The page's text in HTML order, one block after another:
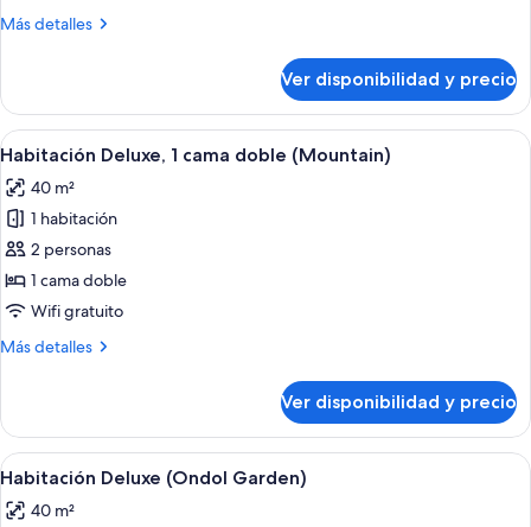
cama
Más detalles
Más
Deluxe,
cama
(Garden)
Ver disponibilidad y precio
Ver
todas
las
fotos
de
Habitación
Deluxe,
cama
Habitación de hotel con una cama
1
Habitación Deluxe, 1 cama doble (Mountain)
40 m²
1 habitación
2 personas
1 cama doble
Wifi gratuito
Más detalles
Más
Deluxe,
cama
(Mountain)
Ver disponibilidad y precio
Ver
todas
las
Una habitación de hotel con una
2
Habitación Deluxe (Ondol Garden)
40 m²